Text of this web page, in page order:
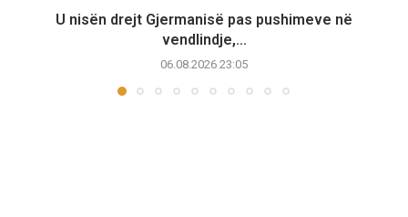
U nisën drejt Gjermanisë pas pushimeve në
vendlindje,...
06.08.2026 23:05